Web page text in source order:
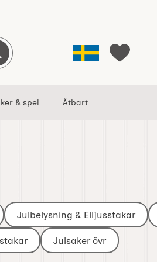
Sverige Mina
sökning
& spel Ätbart
Julbelysning & Elljusstakar
Julsaker övr